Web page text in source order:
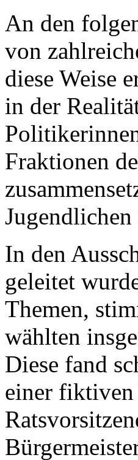
An den
von
diese Weise
in der
Fraktionen
In den
geleitet
Themen,
wählten
Diese fand
einer fiktiven